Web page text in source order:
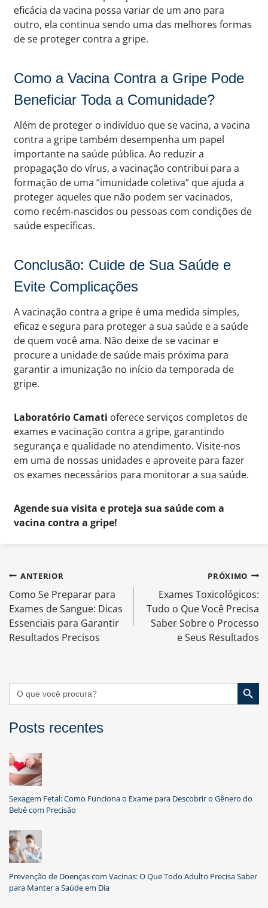
eficácia da vacina possa variar de um ano para
outro, ela continua sendo uma das melhores formas
de se proteger contra a gripe.
Como a Vacina Contra a Gripe Pode
Beneficiar Toda a Comunidade?
Além de proteger o indivíduo que se vacina, a vacina
contra a gripe também desempenha um papel
importante na saúde pública. Ao reduzir a
propagação do vírus, a vacinação contribui para a
formação de uma “imunidade coletiva” que ajuda a
proteger aqueles que não podem ser vacinados,
como recém-nascidos ou pessoas com condições de
saúde específicas.
Conclusão: Cuide de Sua Saúde e
Evite Complicações
A vacinação contra a gripe é uma medida simples,
eficaz e segura para proteger a sua saúde e a saúde
de quem você ama. Não deixe de se vacinar e
procure a unidade de saúde mais próxima para
garantir a imunização no início da temporada de
gripe.
Laboratório Camati oferece serviços completos de
exames e vacinação contra a gripe, garantindo
segurança e qualidade no atendimento. Visite-nos
em uma de nossas unidades e aproveite para fazer
os exames necessários para monitorar a sua saúde.
Agende sua visita e proteja sua saúde com a
vacina contra a gripe!
Navegação
de
Post
ANTERIOR
Como Se Preparar para
Exames de Sangue: Dicas
Essenciais para Garantir
Resultados Precisos
PRÓXIMO
Exames Toxicológicos:
Tudo o Que Você Precisa
Saber Sobre o Processo
e Seus Resultados
Search
for:
Search Button
Posts recentes
Sexagem Fetal: Como Funciona o Exame para Descobrir o Gênero do
Bebê com Precisão
Prevenção de Doenças com Vacinas: O Que Todo Adulto Precisa Saber
para Manter a Saúde em Dia